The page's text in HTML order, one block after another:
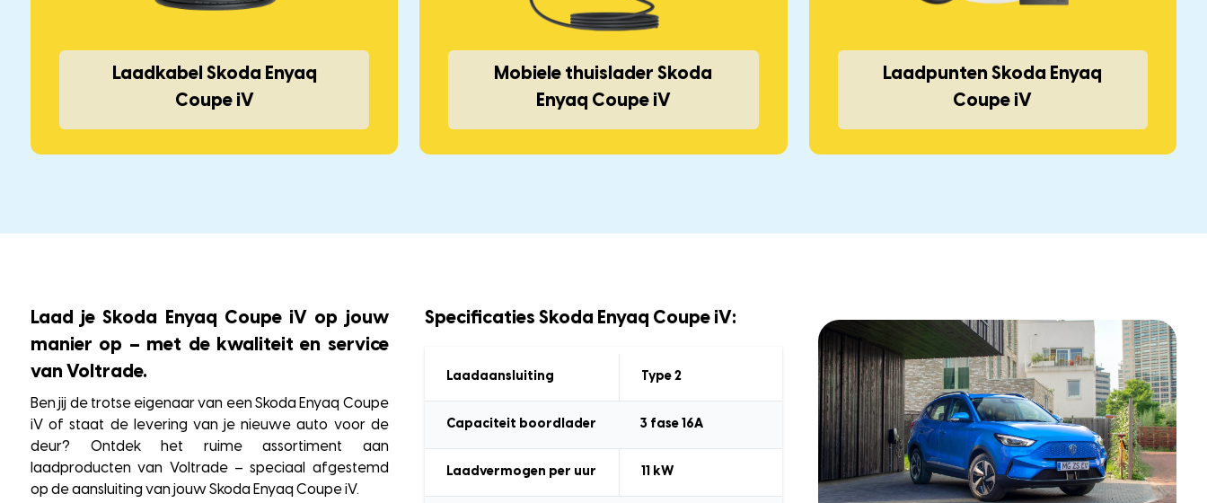
Laadkabel Skoda Enyaq
Coupe iV
Mobiele thuislader Skoda
Enyaq Coupe iV
Laadpunten Skoda Enyaq
Coupe iV
Laad je Skoda Enyaq Coupe iV op jouw
manier op – met de kwaliteit en service
van Voltrade.
Ben jij de trotse eigenaar van een Skoda Enyaq Coupe
iV of staat de levering van je nieuwe auto voor de
deur? Ontdek het ruime assortiment aan
laadproducten van Voltrade – speciaal afgestemd
op de aansluiting van jouw Skoda Enyaq Coupe iV.
Specificaties Skoda Enyaq Coupe iV:
Laadaansluiting Type 2
Capaciteit boordlader 3fase 16A
Laadvermogen per uur 11kW